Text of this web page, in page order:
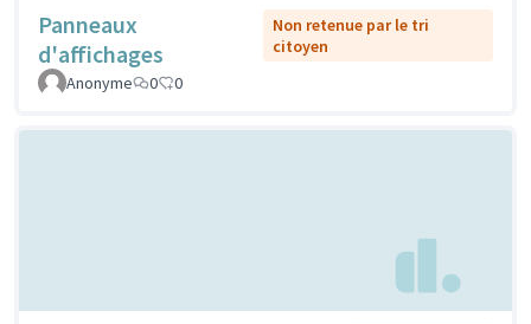
Panneaux
d'affichages
Non retenue par le tri
citoyen
Anonyme
0 0